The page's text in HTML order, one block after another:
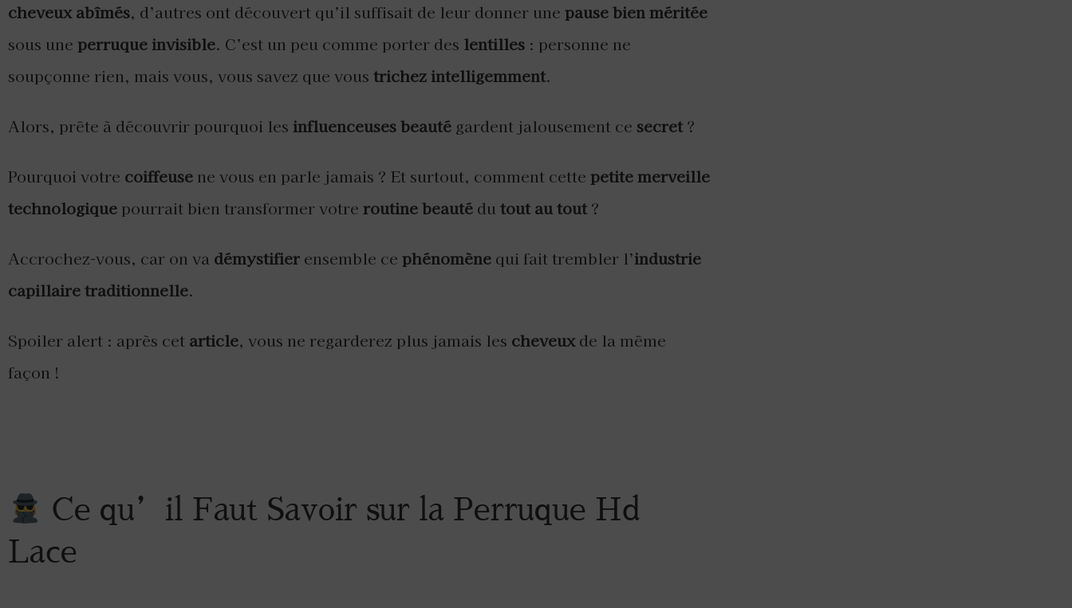
cheveux abîmés, d’autres ont découvert qu’il suffisait de leur donner une pause bien méritée
sous une perruque invisible. C’est un peu comme porter des lentilles : personne ne
soupçonne rien, mais vous, vous savez que vous trichez intelligemment.
Alors, prête à découvrir pourquoi les influenceuses beauté gardent jalousement ce secret ?
Pourquoi votre coiffeuse ne vous en parle jamais ? Et surtout, comment cette petite merveille
technologique pourrait bien transformer votre routine beauté du tout au tout ?
Accrochez-vous, car on va démystifier ensemble ce phénomène qui fait trembler l’industrie
capillaire traditionnelle.
Spoiler alert : après cet article, vous ne regarderez plus jamais les cheveuxde la même
façon !
Ce qu’il Faut Savoir sur la Perruque Hd
Lace